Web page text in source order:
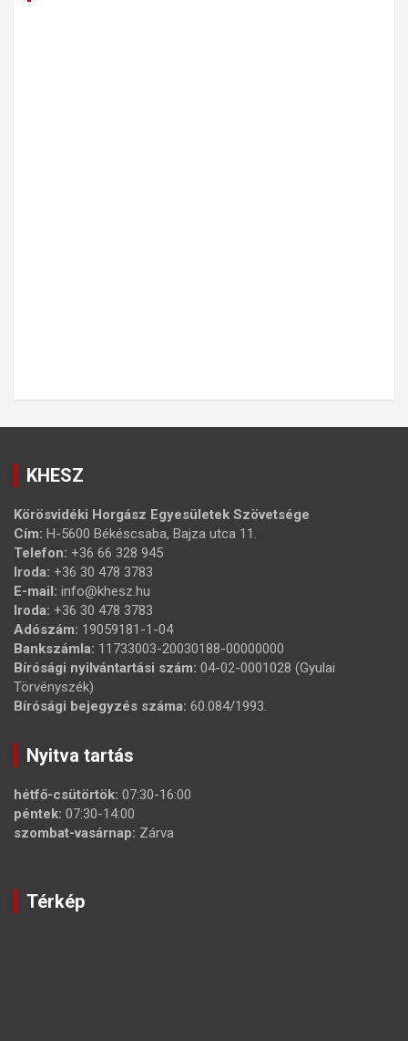
KHESZ
Körösvidéki Horgász Egyesületek Szövetsége
Cím: H-5600 Békéscsaba, Bajza utca 11.
Telefon: +36 66 328 945
Iroda: +36 30 478 3783
E-mail: info@khesz.hu
Iroda: +36 30 478 3783
Adószám: 19059181-1-04
Bankszámla: 11733003-20030188-00000000
Bírósági nyilvántartási szám: 04-02-0001028 (Gyulai
Törvényszék)
Bírósági bejegyzés száma: 60.084/1993.
Nyitva tartás
hétfő-csütörtök: 07:30-16:00
péntek: 07:30-14:00
szombat-vasárnap: Zárva
Térkép